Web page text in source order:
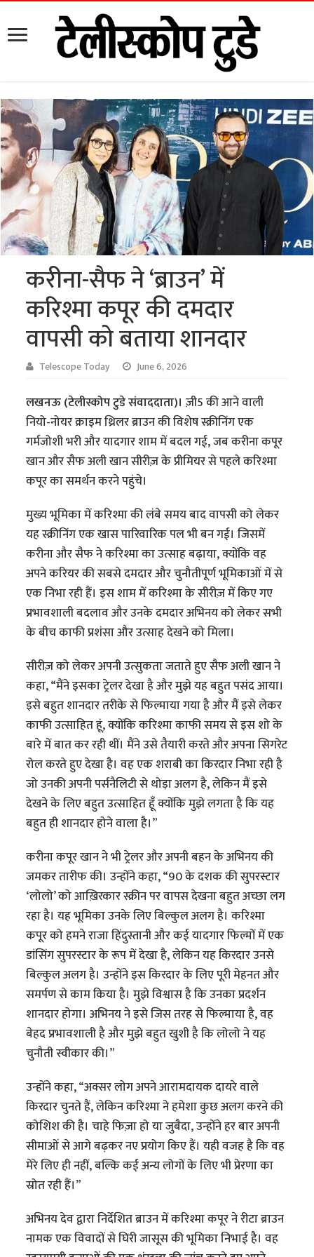
करीना-सैफ ने ‘ब्राउन’ में
करिश्मा कपूर की दमदार
वापसी को बताया शानदार
Telescope Today June 6, 2026
लखनऊ (टेलीस्कोप टुडे संवाददाता)। ज़ी5 की आने वाली
नियो-नोयर क्राइम थ्रिलर ब्राउन की विशेष स्क्रीनिंग एक
गर्मजोशी भरी और यादगार शाम में बदल गई, जब करीना कपूर
खान और सैफ अली खान सीरीज़ के प्रीमियर से पहले करिश्मा
कपूर का समर्थन करने पहुंचे।
मुख्य भूमिका में करिश्मा की लंबे समय बाद वापसी को लेकर
यह स्क्रीनिंग एक खास पारिवारिक पल भी बन गई। जिसमें
करीना और सैफ ने करिश्मा का उत्साह बढ़ाया, क्योंकि वह
अपने करियर की सबसे दमदार और चुनौतीपूर्ण भूमिकाओं में से
एक निभा रही हैं। इस शाम में करिश्मा के सीरीज़ में किए गए
प्रभावशाली बदलाव और उनके दमदार अभिनय को लेकर सभी
के बीच काफी प्रशंसा और उत्साह देखने को मिला।
सीरीज़ को लेकर अपनी उत्सुकता जताते हुए सैफ अली खान ने
कहा, “मैंने इसका ट्रेलर देखा है और मुझे यह बहुत पसंद आया।
इसे बहुत शानदार तरीके से फिल्माया गया है और मैं इसे लेकर
काफी उत्साहित हूं, क्योंकि करिश्मा काफी समय से इस शो के
बारे में बात कर रही थीं। मैंने उसे तैयारी करते और अपना सिगरेट
रोल करते हुए देखा है। वह एक शराबी का किरदार निभा रही है
जो उनकी अपनी पर्सनैलिटी से थोड़ा अलग है, लेकिन मैं इसे
देखने के लिए बहुत उत्साहित हूँ क्योंकि मुझे लगता है कि यह
बहुत ही शानदार होने वाला है।”
करीना कपूर खान ने भी ट्रेलर और अपनी बहन के अभिनय की
जमकर तारीफ की। उन्होंने कहा, “90 के दशक की सुपरस्टार
‘लोलो’ को आख़िरकार स्क्रीन पर वापस देखना बहुत अच्छा लग
रहा है। यह भूमिका उनके लिए बिल्कुल अलग है। करिश्मा
कपूर को हमने राजा हिंदुस्तानी और कई यादगार फिल्मों में एक
डांसिंग सुपरस्टार के रूप में देखा है, लेकिन यह किरदार उनसे
बिल्कुल अलग है। उन्होंने इस किरदार के लिए पूरी मेहनत और
समर्पण से काम किया है। मुझे विश्वास है कि उनका प्रदर्शन
शानदार होगा। अभिनय ने इसे जिस तरह से फिल्माया है, वह
बेहद प्रभावशाली है और मुझे बहुत खुशी है कि लोलो ने यह
चुनौती स्वीकार की।”
उन्होंने कहा, “अक्सर लोग अपने आरामदायक दायरे वाले
किरदार चुनते हैं, लेकिन करिश्मा ने हमेशा कुछ अलग करने की
कोशिश की है। चाहे फिज़ा हो या जुबैदा, उन्होंने हर बार अपनी
सीमाओं से आगे बढ़कर नए प्रयोग किए हैं। यही वजह है कि वह
मेरे लिए ही नहीं, बल्कि कई अन्य लोगों के लिए भी प्रेरणा का
स्रोत रही हैं।”
अभिनय देव द्वारा निर्देशित ब्राउन में करिश्मा कपूर ने रीटा ब्राउन
नामक एक विवादों से घिरी जासूस की भूमिका निभाई है। वह